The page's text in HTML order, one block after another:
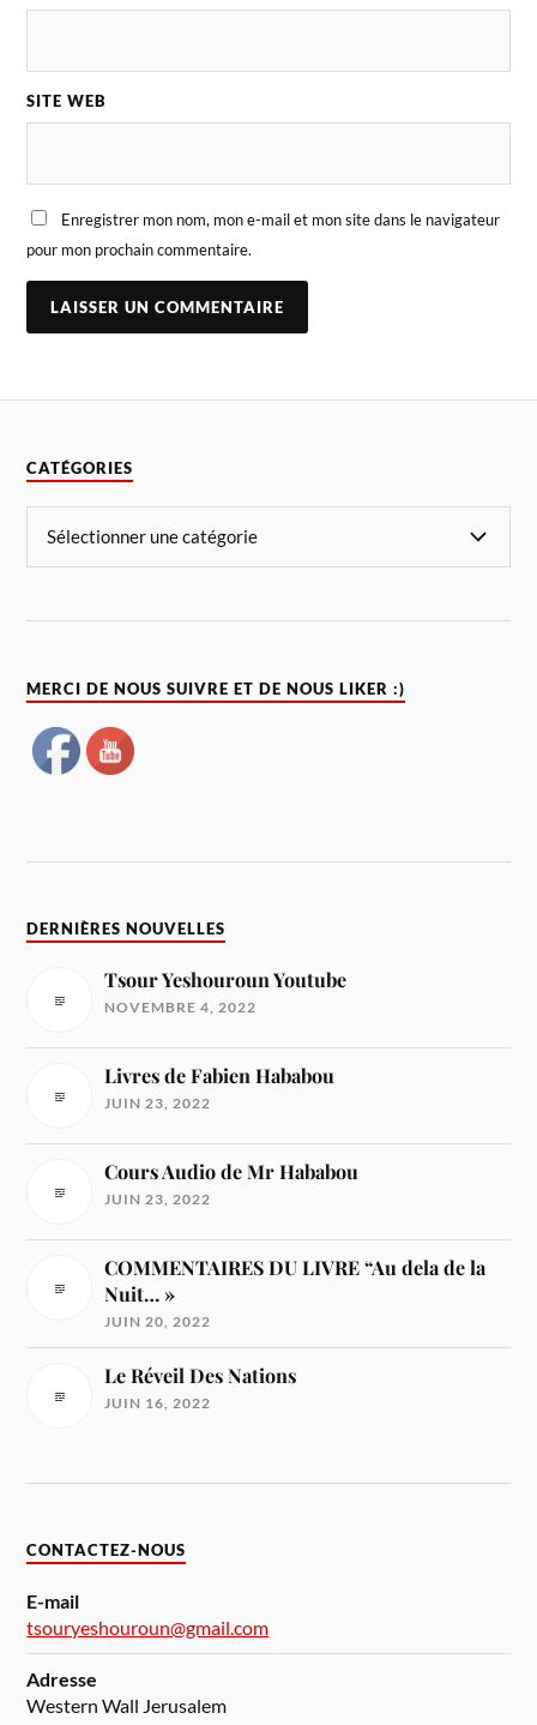
SITE WEB
Enregistrer mon nom, mon e-mail et mon site dans le navigateur
pour mon prochain commentaire.
CATÉGORIES
MERCI DE NOUS SUIVRE ET DE NOUS LIKER :)
DERNIÈRES NOUVELLES
Tsour Yeshouroun Youtube
NOVEMBRE 4, 2022
Livres de Fabien Hababou
JUIN 23, 2022
Cours Audio de Mr Hababou
JUIN 23, 2022
COMMENTAIRES DU LIVRE “Au dela de la
Nuit… »
JUIN 20, 2022
Le Réveil Des Nations
JUIN 16, 2022
CONTACTEZ-NOUS
E-mail
tsouryeshouroun@gmail.com
Adresse
Western Wall Jerusalem